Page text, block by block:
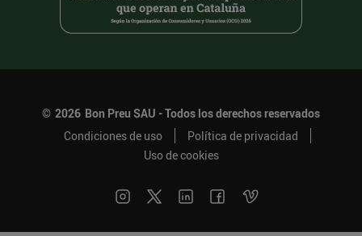
© 2026 Bon Preu SAU - Todos los derechos reservados
Condiciones de uso
Política de privacidad
Uso de cookies